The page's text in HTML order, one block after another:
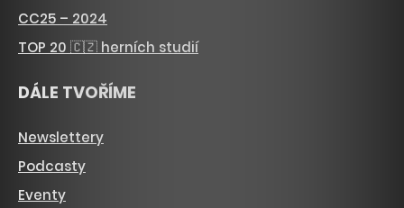
CC25 – 2024
TOP 20 🇨🇿 herních studií
DÁLE TVOŘÍME
Newslettery
Podcasty
Eventy